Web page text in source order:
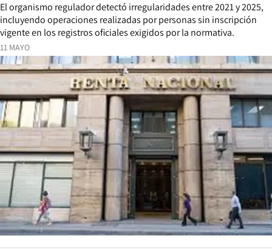
11 MAYO
El organismo regulador detectó irregularidades entre 2021 y 2025,
incluyendo operaciones realizadas por personas sin inscripción
vigente en los registros oficiales exigidos por la normativa.